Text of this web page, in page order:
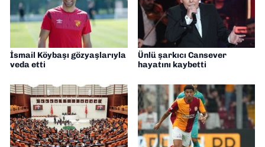
İsmail Köybaşı gözyaşlarıyla
veda etti
Ünlü şarkıcı Cansever
hayatını kaybetti